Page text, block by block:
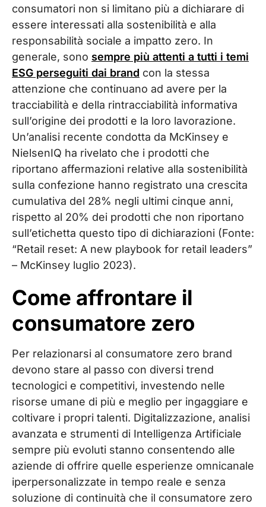
consumatori non si limitano più a dichiarare di
essere interessati alla sostenibilità e alla
responsabilità sociale a impatto zero. In
generale, sono sempre più attenti a tutti i temi
ESG perseguiti dai brand con la stessa
attenzione che continuano ad avere per la
tracciabilità e della rintracciabilità informativa
sull’origine dei prodotti e la loro lavorazione.
Un’analisi recente condotta da McKinsey e
NielsenIQ ha rivelato che i prodotti che
riportano affermazioni relative alla sostenibilità
sulla confezione hanno registrato una crescita
cumulativa del 28% negli ultimi cinque anni,
rispetto al 20% dei prodotti che non riportano
sull’etichetta questo tipo di dichiarazioni (Fonte:
“Retail reset: A new playbook for retail leaders”
– McKinsey luglio 2023).
Come affrontare il
consumatore zero
Per relazionarsi al consumatore zero brand
devono stare al passo con diversi trend
tecnologici e competitivi, investendo nelle
risorse umane di più e meglio per ingaggiare e
coltivare i propri talenti. Digitalizzazione, analisi
avanzata e strumenti di Intelligenza Artificiale
sempre più evoluti stanno consentendo alle
aziende di offrire quelle esperienze omnicanale
iperpersonalizzate in tempo reale e senza
soluzione di continuità che il consumatore zero